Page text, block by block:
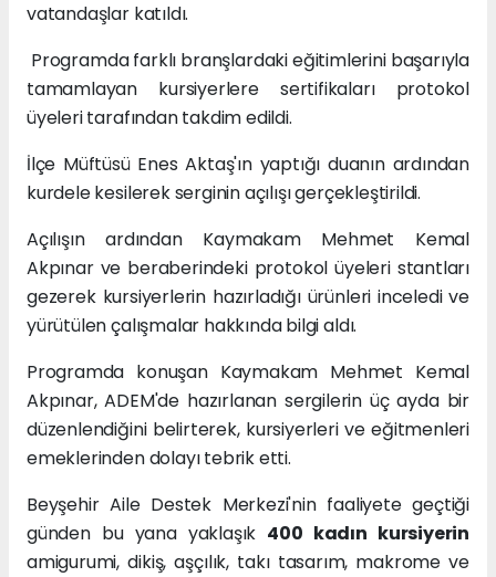
vatandaşlar katıldı.
Programda farklı branşlardaki eğitimlerini başarıyla
tamamlayan kursiyerlere sertifikaları protokol
üyeleri tarafından takdim edildi.
İlçe Müftüsü Enes Aktaş'ın yaptığı duanın ardından
kurdele kesilerek serginin açılışı gerçekleştirildi.
Açılışın ardından Kaymakam Mehmet Kemal
Akpınar ve beraberindeki protokol üyeleri stantları
gezerek kursiyerlerin hazırladığı ürünleri inceledi ve
yürütülen çalışmalar hakkında bilgi aldı.
Programda konuşan Kaymakam Mehmet Kemal
Akpınar, ADEM'de hazırlanan sergilerin üç ayda bir
düzenlendiğini belirterek, kursiyerleri ve eğitmenleri
emeklerinden dolayı tebrik etti.
Beyşehir Aile Destek Merkezi'nin faaliyete geçtiği
günden bu yana yaklaşık 400 kadın kursiyerin
amigurumi, dikiş, aşçılık, takı tasarım, makrome ve